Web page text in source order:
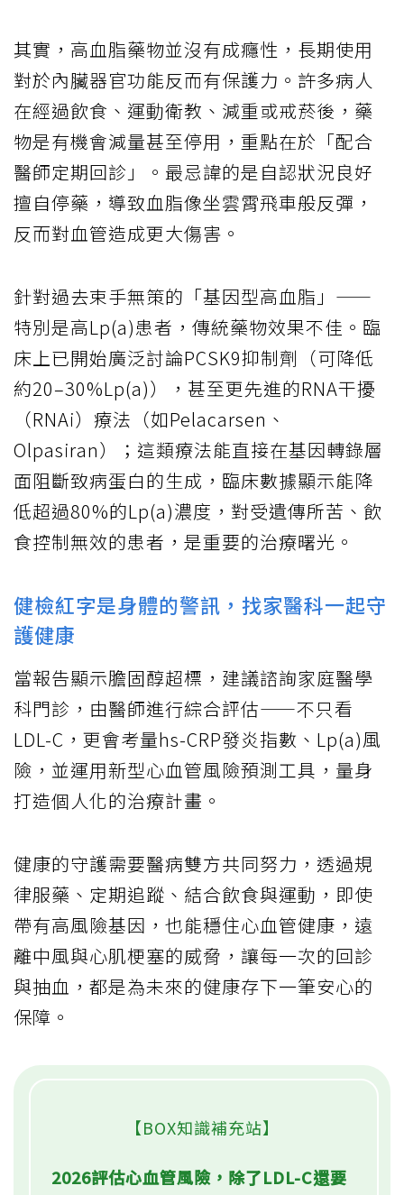
其實，高血脂藥物並沒有成癮性，長期使用
對於內臟器官功能反而有保護力。許多病人
在經過飲食、運動衛教、減重或戒菸後，藥
物是有機會減量甚至停用，重點在於「配合
醫師定期回診」。最忌諱的是自認狀況良好
擅自停藥，導致血脂像坐雲霄飛車般反彈，
反而對血管造成更大傷害。
針對過去束手無策的「基因型高血脂」——
特別是高Lp(a)患者，傳統藥物效果不佳。臨
床上已開始廣泛討論PCSK9抑制劑（可降低
約20–30%Lp(a)），甚至更先進的RNA干擾
（RNAi）療法（如Pelacarsen、
Olpasiran）；這類療法能直接在基因轉錄層
面阻斷致病蛋白的生成，臨床數據顯示能降
低超過80%的Lp(a)濃度，對受遺傳所苦、飲
食控制無效的患者，是重要的治療曙光。
健檢紅字是身體的警訊，找家醫科一起守
護健康
當報告顯示膽固醇超標，建議諮詢家庭醫學
科門診，由醫師進行綜合評估——不只看
LDL-C，更會考量hs-CRP發炎指數、Lp(a)風
險，並運用新型心血管風險預測工具，量身
打造個人化的治療計畫。
健康的守護需要醫病雙方共同努力，透過規
律服藥、定期追蹤、結合飲食與運動，即使
帶有高風險基因，也能穩住心血管健康，遠
離中風與心肌梗塞的威脅，讓每一次的回診
與抽血，都是為未來的健康存下一筆安心的
保障。
【BOX知識補充站】
2026評估心血管風險，除了LDL-C還要